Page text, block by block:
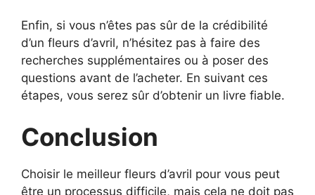
Enfin, si vous n’êtes pas sûr de la crédibilité
d’un fleurs d’avril, n’hésitez pas à faire des
recherches supplémentaires ou à poser des
questions avant de l’acheter. En suivant ces
étapes, vous serez sûr d’obtenir un livre fiable.
Conclusion
Choisir le meilleur fleurs d’avril pour vous peut
être un processus difficile, mais cela ne doit pas